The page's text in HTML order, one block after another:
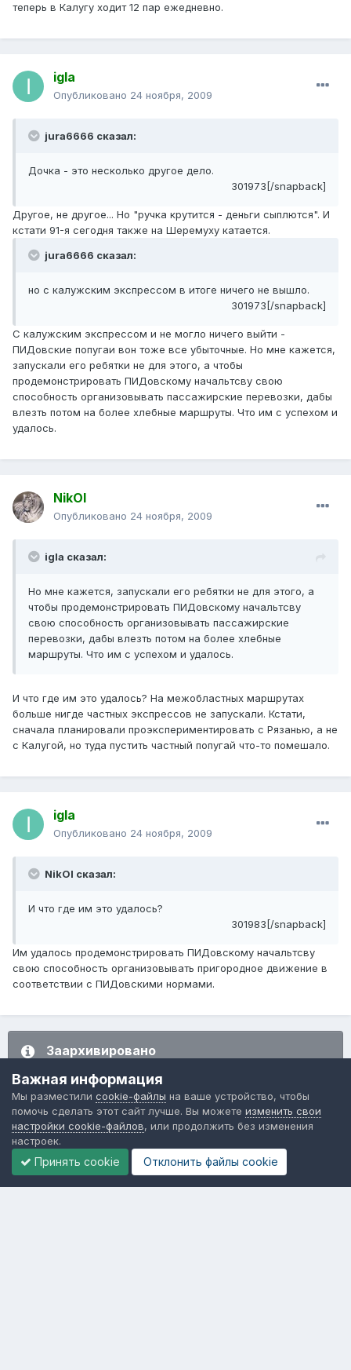
теперь в Калугу ходит 12 пар ежедневно.
igla
Опубликовано 24 ноября, 2009
jura6666 сказал:
Дочка - это несколько другое дело.
301973[/snapback]
Другое, не другое... Но "ручка крутится - деньги сыплются". И
кстати 91-я сегодня также на Шеремуху катается.
jura6666 сказал:
но с калужским экспрессом в итоге ничего не вышло.
301973[/snapback]
С калужским экспрессом и не могло ничего выйти -
ПИДовские попугаи вон тоже все убыточные. Но мне кажется,
запускали его ребятки не для этого, а чтобы
продемонстрировать ПИДовскому начальтсву свою
способность организовывать пассажирские перевозки, дабы
влезть потом на более хлебные маршруты. Что им с успехом и
удалось.
NikOl
Опубликовано 24 ноября, 2009
igla сказал:
Но мне кажется, запускали его ребятки не для этого, а
чтобы продемонстрировать ПИДовскому начальтсву
свою способность организовывать пассажирские
перевозки, дабы влезть потом на более хлебные
маршруты. Что им с успехом и удалось.
И что где им это удалось? На межобластных маршрутах
больше нигде частных экспрессов не запускали. Кстати,
сначала планировали проэкспериментировать с Рязанью, а не
с Калугой, но туда пустить частный попугай что-то помешало.
igla
Опубликовано 24 ноября, 2009
NikOl сказал:
И что где им это удалось?
301983[/snapback]
Им удалось продемонстрировать ПИДовскому начальтсву
свою способность организовывать пригородное движение в
соответствии с ПИДовскими нормами.
Заархивировано
дальнейших ответов.
Перейти к списку тем
Последние посетители0 пользователей онлайн
Важная информация
Мы разместили cookie-файлы на ваше устройство, чтобы
помочь сделать этот сайт лучше. Вы можете изменить свои
настройки cookie-файлов, или продолжить без изменения
настроек.
Принять cookie Отклонить файлы сookie